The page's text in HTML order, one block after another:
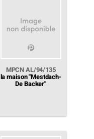
MPCN AL/94/135
la maison "Mestdach-
De Backer"